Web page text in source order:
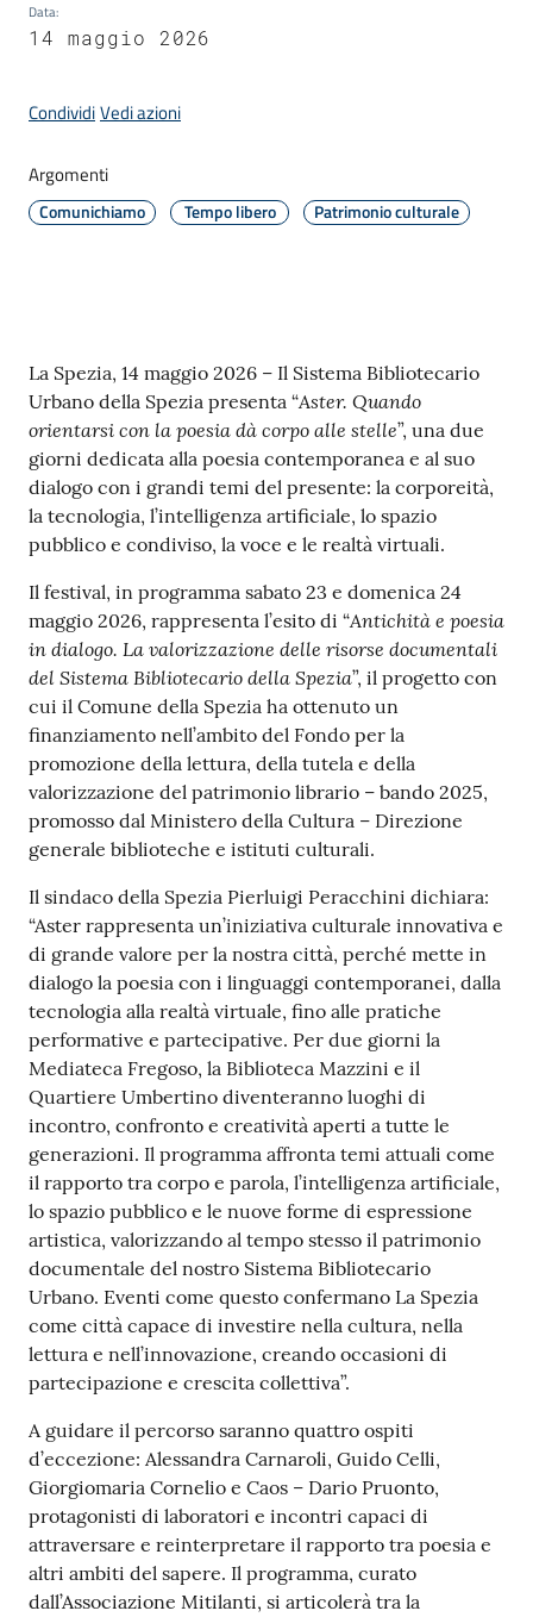
Vivere
il
C
f
i
c
a
t
i
A
a
g
r
a
f
i
c
i
o
n
l
i
n
e
A
N
P
R
Tutti
gli
argomenti...
su
Data:
14 maggio 2026
CondividiVedi azioni
Argomenti
Comunichiamo Tempo libero Patrimonio culturale
Contenuto
La Spezia, 14 maggio 2026 – Il Sistema Bibliotecario
Urbano della Spezia presenta “Aster. Quando
orientarsi con la poesia dà corpo alle stelle”, una due
giorni dedicata alla poesia contemporanea e al suo
dialogo con i grandi temi del presente: la corporeità,
la tecnologia, l’intelligenza artificiale, lo spazio
pubblico e condiviso, la voce e le realtà virtuali.
Il festival, in programma sabato 23 e domenica 24
maggio 2026, rappresenta l’esito di “Antichità e poesia
in dialogo. La valorizzazione delle risorse documentali
del Sistema Bibliotecario della Spezia”, il progetto con
cui il Comune della Spezia ha ottenuto un
finanziamento nell’ambito del Fondo per la
promozione della lettura, della tutela e della
valorizzazione del patrimonio librario – bando 2025,
promosso dal Ministero della Cultura – Direzione
generale biblioteche e istituti culturali.
Il sindaco della Spezia Pierluigi Peracchini dichiara:
“Aster rappresenta un’iniziativa culturale innovativa e
di grande valore per la nostra città, perché mette in
dialogo la poesia con i linguaggi contemporanei, dalla
tecnologia alla realtà virtuale, fino alle pratiche
performative e partecipative. Per due giorni la
Mediateca Fregoso, la Biblioteca Mazzini e il
Quartiere Umbertino diventeranno luoghi di
incontro, confronto e creatività aperti a tutte le
generazioni. Il programma affronta temi attuali come
il rapporto tra corpo e parola, l’intelligenza artificiale,
lo spazio pubblico e le nuove forme di espressione
artistica, valorizzando al tempo stesso il patrimonio
documentale del nostro Sistema Bibliotecario
Urbano. Eventi come questo confermano La Spezia
come città capace di investire nella cultura, nella
lettura e nell’innovazione, creando occasioni di
partecipazione e crescita collettiva”.
A guidare il percorso saranno quattro ospiti
d’eccezione: Alessandra Carnaroli, Guido Celli,
Giorgiomaria Cornelio e Caos – Dario Pruonto,
protagonisti di laboratori e incontri capaci di
attraversare e reinterpretare il rapporto tra poesia e
altri ambiti del sapere. Il programma, curato
dall’Associazione Mitilanti, si articolerà tra la